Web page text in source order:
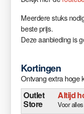
Meerdere stuks
beste prijs.
Deze aanbieding is
Kortingen
Ontvang extra hoge
Outlet
Store
Altijd
Voor